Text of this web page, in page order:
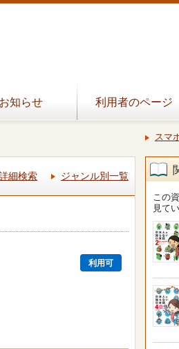
お知らせ 利用者のページ
スマ
細検索 ジャンル別一覧
利用可
この
見て